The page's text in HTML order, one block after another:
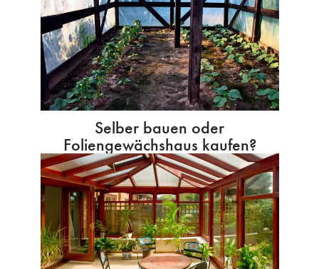
Selber bauen oder
Foliengewächshaus kaufen?